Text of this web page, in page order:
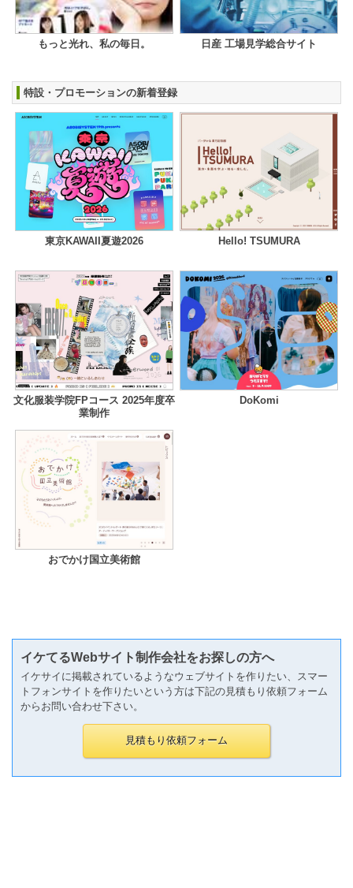
もっと光れ、私の毎日。 日産 工場見学総合サイト
特設・プロモーションの新着登録
東京KAWAII夏遊2026 Hello! TSUMURA
文化服装学院FPコース 2025年度卒
業制作
DoKomi
おでかけ国立美術館
イケてるWebサイト制作会社をお探しの方へ
イケサイに掲載されているようなウェブサイトを作りたい、スマー
トフォンサイトを作りたいという方は下記の見積もり依頼フォーム
からお問い合わせ下さい。